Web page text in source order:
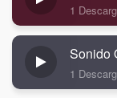
1
Sonido
1